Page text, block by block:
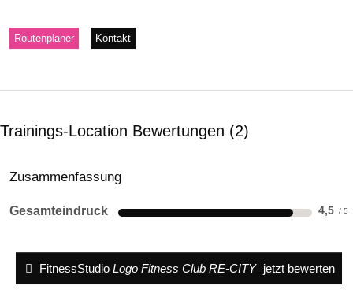
Routenplaner Kontakt
Trainings-Location Bewertungen 2
Zusammenfassung
Gesamteindruck 4,5
FitnessStudio Logo Fitness Club RE-CITY jetzt bewerten